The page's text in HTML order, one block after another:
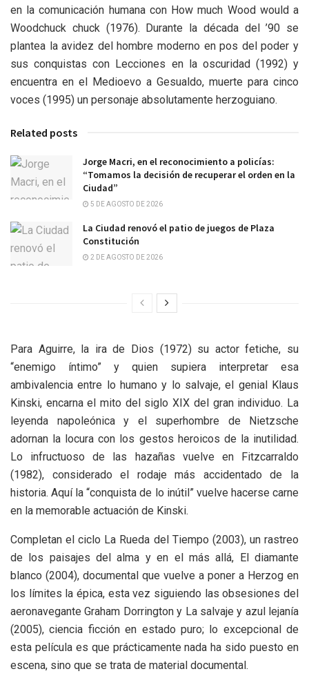
en la comunicación humana con How much Wood would a
Woodchuck chuck (1976). Durante la década del ’90 se
plantea la avidez del hombre moderno en pos del poder y
sus conquistas con Lecciones en la oscuridad (1992) y
encuentra en el Medioevo a Gesualdo, muerte para cinco
voces (1995) un personaje absolutamente herzoguiano.
Related posts
Jorge Macri, en el reconocimiento a policías:
“Tomamos la decisión de recuperar el orden en la
Ciudad”
5 DE AGOSTO DE 2026
La Ciudad renovó el patio de juegos de Plaza
Constitución
2 DE AGOSTO DE 2026
Para Aguirre, la ira de Dios (1972) su actor fetiche, su
“enemigo íntimo” y quien supiera interpretar esa
ambivalencia entre lo humano y lo salvaje, el genial Klaus
Kinski, encarna el mito del siglo XIX del gran individuo. La
leyenda napoleónica y el superhombre de Nietzsche
adornan la locura con los gestos heroicos de la inutilidad.
Lo infructuoso de las hazañas vuelve en Fitzcarraldo
(1982), considerado el rodaje más accidentado de la
historia. Aquí la “conquista de lo inútil” vuelve hacerse carne
en la memorable actuación de Kinski.
Completan el ciclo La Rueda del Tiempo (2003), un rastreo
de los paisajes del alma y en el más allá, El diamante
blanco (2004), documental que vuelve a poner a Herzog en
los límites la épica, esta vez siguiendo las obsesiones del
aeronavegante Graham Dorrington y La salvaje y azul lejanía
(2005), ciencia ficción en estado puro; lo excepcional de
esta película es que prácticamente nada ha sido puesto en
escena, sino que se trata de material documental.